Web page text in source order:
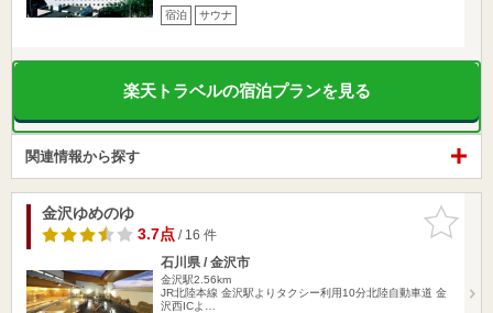
宿泊 サウナ
楽天トラベルの宿泊プランを見る
関連情報から探す
お気に入
りに追加
金沢ゆめのゆ
3.7点/ 16 件
石川県 / 金沢市
金沢駅2.56km
JR北陸本線 金沢駅よりタクシー利用10分北陸自動車道 金
沢西ICよ…